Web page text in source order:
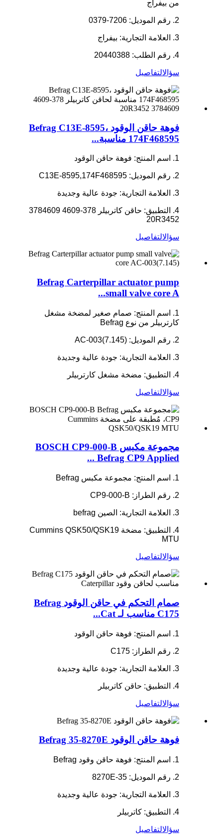
من بيفراج
2. رقم الموديل: 7206-0379
3. العلامة التجارية: بيفراج
4. رقم الطلب: 20440388
سؤالالتفاصيل
فوهة حاقن الوقود Befrag C13E-8595،
174F468595 مناسبة...
1. اسم المنتج: فوهة حاقن الوقود
2. رقم الموديل: C13E-8595,174F468595
3. العلامة التجارية: جودة عالية وجديدة
4. التطبيق: حاقن كاتربيلر 378-4609 3784609
20R3452
سؤالالتفاصيل
Befrag Carterpillar actuator pump
small valve core A...
1. اسم المنتج: صمام صغير لمضخة مشغل
كارتربيلر من نوع Befrag
2. رقم الموديل: AC-003(7.145)
3. العلامة التجارية: جودة عالية وجديدة
4. التطبيق: مضخة مشغل كارتربيلر
سؤالالتفاصيل
مجموعة مكبس BOSCH CP9-000-B
Befrag CP9 Applied ...
1. اسم المنتج: مجموعة مكبس Befrag
2. رقم الطراز: CP9-000-B
3. العلامة التجارية: الصين befrag
4. التطبيق: مضخة Cummins QSK50/QSK19
MTU
سؤالالتفاصيل
صمام التحكم في حاقن الوقود Befrag
C175 مناسب لـ Cat...
1. اسم المنتج: فوهة حاقن الوقود
2. رقم الطراز: C175
3. العلامة التجارية: جودة عالية وجديدة
4. التطبيق: حاقن كاتربيلر
سؤالالتفاصيل
فوهة حاقن الوقود Befrag 35-8270E
1. اسم المنتج: فوهة حاقن وقود Befrag
2. رقم الموديل: 35-8270E
3. العلامة التجارية: جودة عالية وجديدة
4. التطبيق: كاتربيلر
سؤالالتفاصيل